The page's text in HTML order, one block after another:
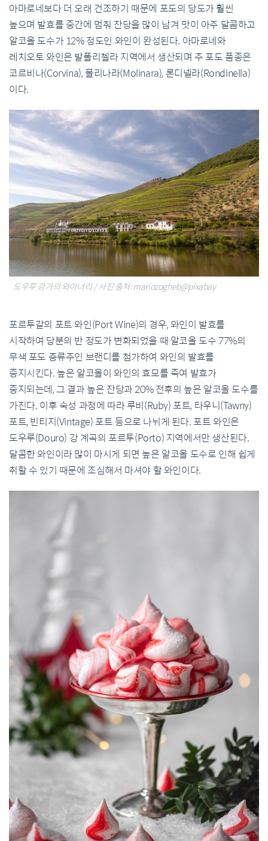
아마로네보다 더 오래 건조하기 때문에 포도의 당도가 훨씬
높으며 발효를 중간에 멈춰 잔당을 많이 남겨 맛이 아주 달콤하고
알코올 도수가 12% 정도인 와인이 완성된다. 아마로네와
레치오토 와인은 발폴리첼라 지역에서 생산되며 주 포도 품종은
코르비나(Corvina), 몰리나라(Molinara), 론디넬라(Rondinella)
이다.
도우루 강가의 와이너리 / 사진 출처: mariozogheb@pixabay
포르투갈의 포트 와인(Port Wine)의 경우, 와인이 발효를
시작하여 당분의 반 정도가 변화되었을 때 알코올 도수 77%의
무색 포도 증류주인 브랜디를 첨가하여 와인의 발효를
중지시킨다. 높은 알코올이 와인의 효모를 죽여 발효가
중지되는데, 그 결과 높은 잔당과 20% 전후의 높은 알코올 도수를
가진다. 이후 숙성 과정에 따라 루비(Ruby) 포트, 타우니(Tawny)
포트, 빈티지(Vintage) 포트 등으로 나뉘게 된다. 포트 와인은
도우루(Douro) 강 계곡의 포르투(Porto) 지역에서만 생산된다.
달콤한 와인이라 많이 마시게 되면 높은 알코올 도수로 인해 쉽게
취할 수 있기 때문에 조심해서 마셔야 할 와인이다.